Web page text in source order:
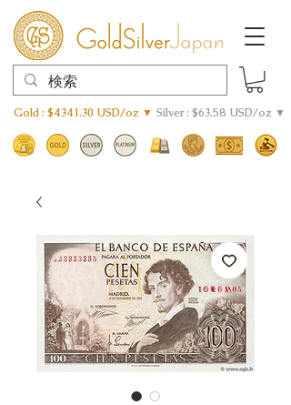
Gold : $4341.30 USD/oz ▼ Silver : $63.58 USD/oz ▼